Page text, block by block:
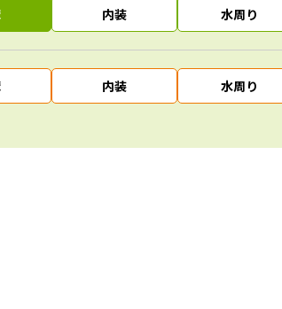
内装 水周り
内装 水周り